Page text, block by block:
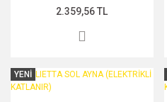
2.359,56 TL
YENİ